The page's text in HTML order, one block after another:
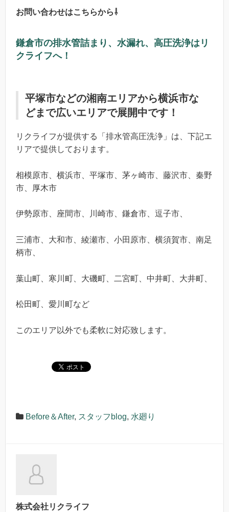
お問い合わせはこちらから⇩
鎌倉市の排水管詰まり、水漏れ、高圧洗浄はリ
クライフへ！
平塚市などの湘南エリアから横浜市な
どまで広いエリアで展開中です！
リクライフが提供する「排水管高圧洗浄」は、下記エ
リアで提供しております。
相模原市、横浜市、平塚市、茅ヶ崎市、藤沢市、秦野
市、厚木市
伊勢原市、座間市、川崎市、鎌倉市、逗子市、
三浦市、大和市、綾瀬市、小田原市、横須賀市、南足
柄市、
葉山町、寒川町、大磯町、二宮町、中井町、大井町、
松田町、愛川町など
このエリア以外でも柔軟に対応致します。
Before＆After, スタッフblog, 水廻り
株式会社リクライフ